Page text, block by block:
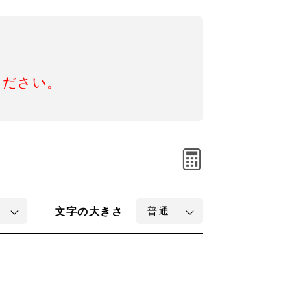
さい。
文字の大きさ